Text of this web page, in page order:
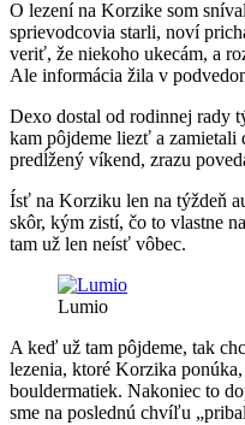
O lezení na Korzike som
sprievodcovia starli, noví
veriť, že niekoho ukecám, a
Ale informácia žila v
Dexo dostal od rodinnej rady
kam pôjdeme liezť a zamietali
predĺžený víkend, zrazu
Ísť na Korziku len na týždeň
skôr, kým zistí, čo to vlastne
tam už len neísť vôbec.
Lumio
A keď už tam pôjdeme, tak
lezenia, ktoré Korzika
bouldermatiek. Nakoniec to
sme na poslednú chvíľu